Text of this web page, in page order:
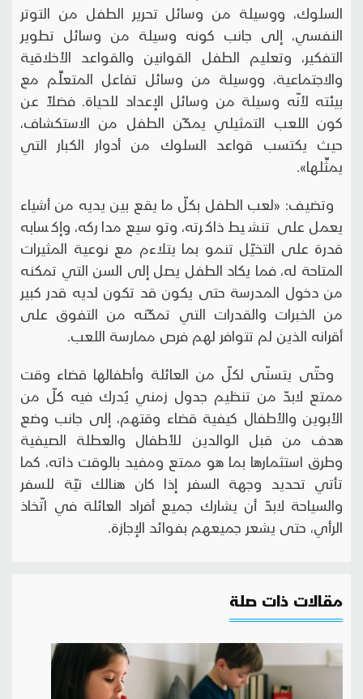
السلوك، ووسيلة من وسائل تحرير الطفل من التوتر
النفسي، إلى جانب كونه وسيلة من وسائل تطوير
التفكير، وتعليم الطفل القوانين والقواعد الأخلاقية
والاجتماعية، ووسيلة من وسائل تفاعل المتعلِّم مع
بيئته لأنّه وسيلة من وسائل الإعداد للحياة. فضلاً عن
كون اللعب التمثيلي يمكّن الطفل من الاستكشاف،
حيث يكتسب قواعد السلوك من أدوار الكبار التي
يمثِّلها».
وتضيف: «لعب الطفل بكلّ ما يقع بين يديه من أشياء
يعمل على تنشيط ذاكرته، وتوسيع مداركه، وإكسابه
قدرة على التخيّل تنمو بما يتلاءم مع نوعية المثيرات
المتاحة له، فما يكاد الطفل يصل إلى السن التي تمكنه
من دخول المدرسة حتى يكون قد تكون لديه قدر كبير
من الخبرات والقدرات التي تمكّنه من التفوق على
أقرانه الذين لم تتوافر لهم فرص ممارسة اللعب.
وحتّى يتسنّى لكلّ من العائلة وأطفالها قضاء وقت
ممتع لابدّ من تنظيم جدول زمني يُدرك فيه كلّ من
الأبوين والأطفال كيفية قضاء وقتهم، إلى جانب وضع
هدف من قبل الوالدين للأطفال والعطلة الصيفية
وطرق استثمارها بما هو ممتع ومفيد بالوقت ذاته، كما
تأتي تحديد وجهة السفر إذا كان هنالك نيّة للسفر
والسياحة لابدّ أن يشارك جميع أفراد العائلة في اتّخاذ
الرأي، حتى يشعر جميعهم بفوائد الإجازة.
مقالات ذات صلة